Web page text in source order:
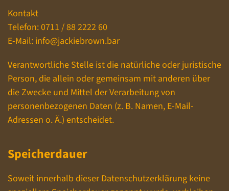
Kontakt
Telefon: 0711 / 88 2222 60
E-Mail: info@jackiebrown.bar
Verantwortliche Stelle ist die natürliche oder juristische
Person, die allein oder gemeinsam mit anderen über
die Zwecke und Mittel der Verarbeitung von
personenbezogenen Daten (z. B. Namen, E-Mail-
Adressen o. Ä.) entscheidet.
Speicherdauer
Soweit innerhalb dieser Datenschutzerklärung keine